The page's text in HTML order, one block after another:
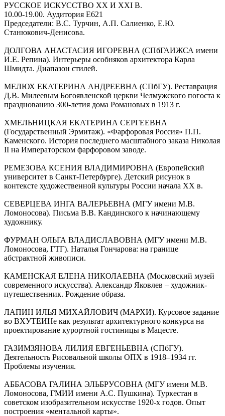
РУССКОЕ ИСКУССТВО ΧΧ И ΧΧI В.
10.00-19.00. Аудитория Е621
Председатели: В.С. Турчин, А.П. Салиенко, Е.Ю.
Станюкович-Денисова.
ДОЛГОВА АНАСТАСИЯ ИГОРЕВНА (СПбГАИЖСА имени
И.Е. Репина). Интерьеры особняков архитектора Карла
Шмидта. Диапазон стилей.
МЕЛЮХ ЕКАТЕРИНА АНДРЕЕВНА (СПбГУ). Реставрация
Д.В. Милеевым Богоявленской церкви Челмужского погоста к
празднованию 300-летия дома Романовых в 1913 г.
ХМЕЛЬНИЦКАЯ ЕКАТЕРИНА СЕРГЕЕВНА
(Государственный Эрмитаж). «Фарфоровая Россия» П.П.
Каменского. История последнего масштабного заказа Николая
II на Императорском фарфоровом заводе.
РЕМЕЗОВА КСЕНИЯ ВЛАДИМИРОВНА (Европейский
университет в Санкт-Петербурге). Детский рисунок в
контексте художественной культуры России начала XX в.
СЕВЕРЦЕВА ИНГА ВАЛЕРЬЕВНА (МГУ имени М.В.
Ломоносова). Письма В.В. Кандинского к начинающему
художнику.
ФУРМАН ОЛЬГА ВЛАДИСЛАВОВНА (МГУ имени М.В.
Ломоносова, ГТГ). Наталья Гончарова: на границе
абстрактной живописи.
КАМЕНСКАЯ ЕЛЕНА НИКОЛАЕВНА (Московский музей
современного искусства). Александр Яковлев – художник-
путешественник. Рождение образа.
ЛАПИН ИЛЬЯ МИХАЙЛОВИЧ (МАРХИ). Курсовое задание
во ВХУТЕИНе как результат архитектурного конкурса на
проектирование курортной гостиницы в Мацесте.
ГАЗИМЗЯНОВА ЛИЛИЯ ЕВГЕНЬЕВНА (СПбГУ).
Деятельность Рисовальной школы ОПХ в 1918–1934 гг.
Проблемы изучения.
АББАСОВА ГАЛИНА ЭЛЬБРУСОВНА (МГУ имени М.В.
Ломоносова, ГМИИ имени А.С. Пушкина). Туркестан в
советском изобразительном искусстве 1920-х годов. Опыт
построения «ментальной карты».